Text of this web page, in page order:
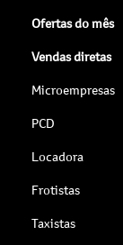
Ofertas do mês
Vendas diretas
Microempresas
PCD
Locadora
Frotistas
Taxistas